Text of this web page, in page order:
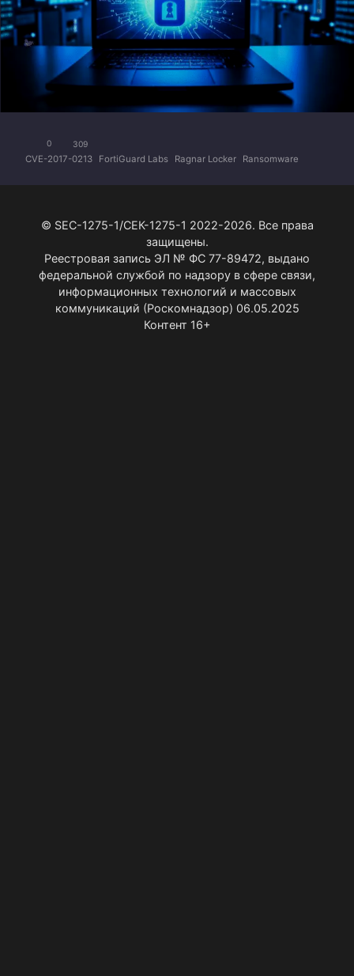
0 309
CVE-2017-0213 FortiGuard Labs Ragnar Locker Ransomware
© SEC-1275-1/СЕК-1275-1 2022-2026. Все права
защищены.
Реестровая запись ЭЛ № ФС 77-89472, выдано
федеральной службой по надзору в сфере связи,
информационных технологий и массовых
коммуникаций (Роскомнадзор) 06.05.2025
Контент 16+